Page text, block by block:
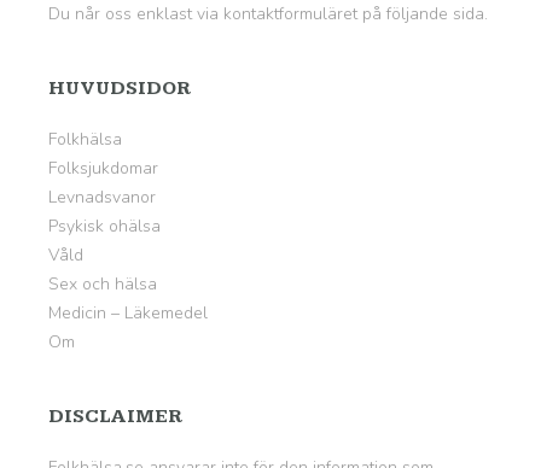
Du når oss enklast via kontaktformuläret på följande sida.
HUVUDSIDOR
Folkhälsa
Folksjukdomar
Levnadsvanor
Psykisk ohälsa
Våld
Sex och hälsa
Medicin – Läkemedel
Om
DISCLAIMER